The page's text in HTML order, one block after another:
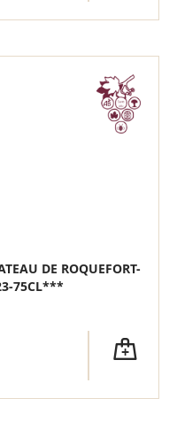
DE ROQUEFORT-
75CL***